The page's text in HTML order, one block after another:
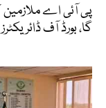
پی آئی اے ملازمین
گا، بورڈ آف